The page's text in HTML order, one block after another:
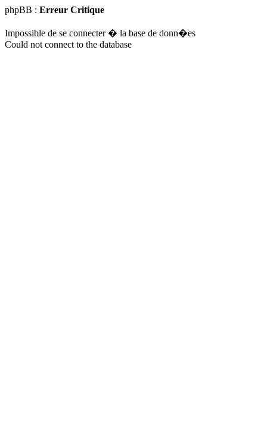
phpBB : Erreur Critique
Impossible de se connecter � la base de donn�es
Could not connect to the database